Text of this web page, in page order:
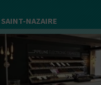
NAZAIRE